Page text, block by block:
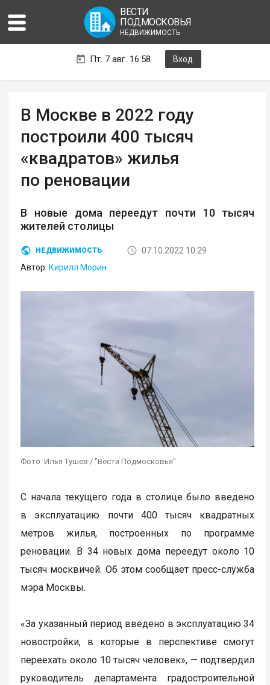
ВЕСТИ
ПОДМОСКОВЬЯ
НЕДВИЖИМОСТЬ
Пт. 7 авг. 16:58 Вход
В Москве в 2022 году
построили 400 тысяч
«квадратов» жилья
по реновации
В новые дома переедут почти 10 тысяч
жителей столицы
НЕДВИЖИМОСТЬ
07.10.2022 10:29
Автор: Кирилл Морин
Фото: Илья Тушев / "Вести Подмосковья"
С начала текущего года в столице было введено
в эксплуатацию почти 400 тысяч квадратных
метров жилья, построенных по программе
реновации. В 34 новых дома переедут около 10
тысяч москвичей. Об этом сообщает пресс-служба
мэра Москвы.
«За указанный период введено в эксплуатацию 34
новостройки, в которые в перспективе смогут
переехать около 10 тысяч человек», — подтвердил
руководитель департамента градостроительной